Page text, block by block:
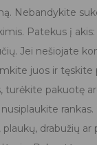
Nebandykite
Patekus į
Jei nešiojate
juos ir tęskite
turėkite pakuotę
drabužių ar